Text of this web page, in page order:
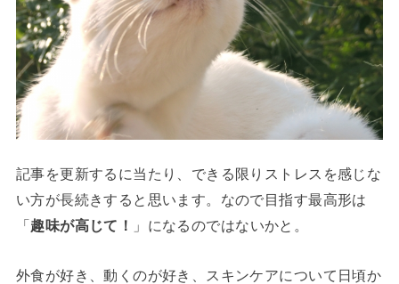
記事を更新するに当たり、できる限りストレスを感じな
い方が長続きすると思います。なので目指す最高形は
「 趣味が高じて！ 」になるのではないかと。
外食が好き、動くのが好き、スキンケアについて日頃か